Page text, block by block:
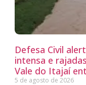
Defesa Civil
intensa e
Vale do Itajaí
5 de agosto de 2026